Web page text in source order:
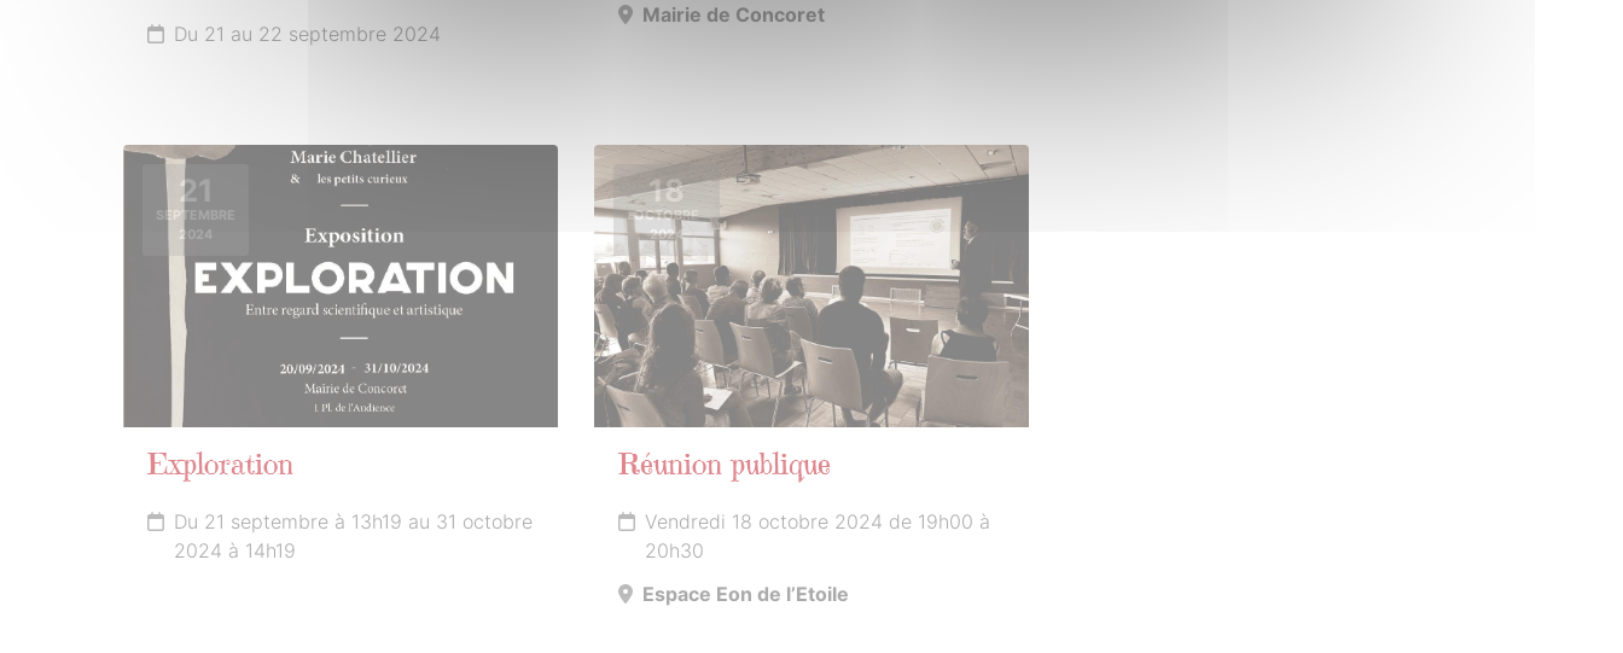
Du 21 au 22 septembre 2024
Mairie de Concoret
21
SEPTEMBRE
2024
Exploration
Du 21 septembre à 13h19 au 31 octobre
2024 à 14h19
18
OCTOBRE
2024
Réunion publique
Vendredi 18 octobre 2024 de 19h00 à
20h30
Espace Eon de l’Etoile